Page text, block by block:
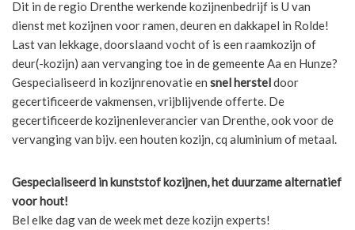
Dit in de regio Drenthe werkende kozijnenbedrijf is U van
dienst met kozijnen voor ramen, deuren en dakkapel in Rolde!
Last van lekkage, doorslaand vocht of is een raamkozijn of
deur(-kozijn) aan vervanging toe in de gemeente Aa en Hunze?
Gespecialiseerd in kozijnrenovatie en snel hersteldoor
gecertificeerde vakmensen, vrijblijvende offerte. De
gecertificeerde kozijnenleverancier van Drenthe, ook voor de
vervanging van bijv. een houten kozijn, cq aluminium of metaal.
Gespecialiseerd in kunststof kozijnen, het duurzame alternatief
voor hout!
Bel elke dag van de week met deze kozijn experts!